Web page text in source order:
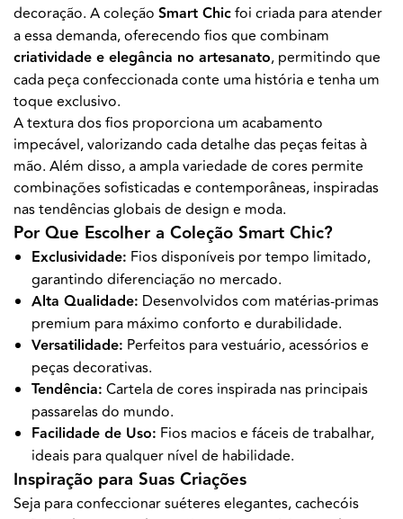
decoração. A coleção Smart Chicfoi criada para atender
a essa demanda, oferecendo fios que combinam
criatividade e elegância no artesanato, permitindo que
cada peça confeccionada conte uma história e tenha um
toque exclusivo.
A textura dos fios proporciona um acabamento
impecável, valorizando cada detalhe das peças feitas à
mão. Além disso, a ampla variedade de cores permite
combinações sofisticadas e contemporâneas, inspiradas
nas tendências globais de design e moda.
Por Que Escolher a Coleção Smart Chic?
Exclusividade: Fios disponíveis por tempo limitado,
garantindo diferenciação no mercado.
Alta Qualidade: Desenvolvidos com matérias-primas
premium para máximo conforto e durabilidade.
Versatilidade: Perfeitos para vestuário, acessórios e
peças decorativas.
Tendência: Cartela de cores inspirada nas principais
passarelas do mundo.
Facilidade de Uso: Fios macios e fáceis de trabalhar,
ideais para qualquer nível de habilidade.
Inspiração para Suas Criações
Seja para confeccionar suéteres elegantes, cachecóis